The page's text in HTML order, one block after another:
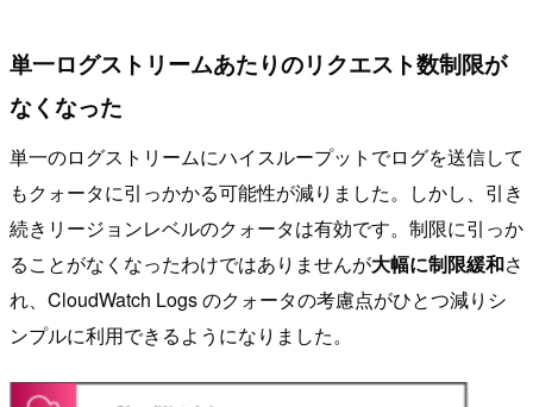
単一ログストリームあたりのリクエスト数制限が
なくなった
単一のログストリームにハイスループットでログを送信して
もクォータに引っかかる可能性が減りました。しかし、引き
続きリージョンレベルのクォータは有効です。制限に引っか
ることがなくなったわけではありませんが大幅に制限緩和さ
れ、CloudWatch Logs のクォータの考慮点がひとつ減りシ
ンプルに利用できるようになりました。